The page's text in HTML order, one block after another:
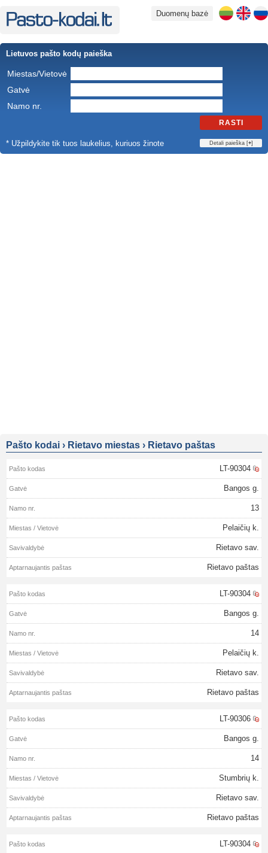
Duomenų bazė
Lietuvos pašto kodų paieška
Miestas/Vietovė
Gatvė
Namo nr.
RASTI
* Užpildykite tik tuos laukelius, kuriuos žinote Detali paieška [+]
Pašto kodai › Rietavo miestas › Rietavo paštas
LT-90304
Bangos g.
13
Pelaičių k.
Rietavo sav.
Rietavo paštas
LT-90304
Bangos g.
14
Pelaičių k.
Rietavo sav.
Rietavo paštas
LT-90306
Bangos g.
14
Stumbrių k.
Rietavo sav.
Rietavo paštas
LT-90304